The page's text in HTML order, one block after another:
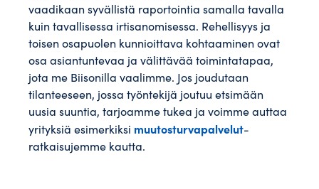
vaadikaan syvällistä raportointia samalla tavalla
kuin tavallisessa irtisanomisessa. Rehellisyys ja
toisen osapuolen kunnioittava kohtaaminen ovat
osa asiantuntevaa ja välittävää toimintatapaa,
jota me Biisonilla vaalimme. Jos joudutaan
tilanteeseen, jossa työntekijä joutuu etsimään
uusia suuntia, tarjoamme tukea ja voimme auttaa
yrityksiä esimerkiksi muutosturvapalvelut-
ratkaisujemme kautta.